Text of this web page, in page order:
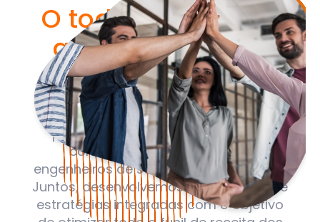
O todo é maior do
que a soma das
partes
A nossa equipa é composta por
profissionais de marketing digital,
consultores, web, designers,
engenheiros de software e copywriters.
Juntos, desenvolvemos um conjunto de
estratégias integradas com o objetivo